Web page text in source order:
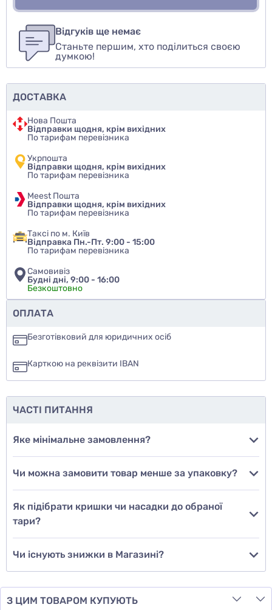
авторизуйтесьили войдите
Оцінити товар
Чи рекомендуєте ви цей товар
так
ще не знаю
Додати відгук
Відгуків ще немає
Станьте першим, хто поділиться своєю
думкою!
ДОСТАВКА
Нова Пошта
Відправки щодня, крім вихідних
По тарифам перевізника
Укрпошта
Відправки щодня, крім вихідних
По тарифам перевізника
Meest Пошта
Відправки щодня, крім вихідних
По тарифам перевізника
Таксі по м. Київ
Відправка Пн.-Пт. 9:00 - 15:00
По тарифам перевізника
Самовивіз
Будні дні, 9:00 - 16:00
Безкоштовно
ОПЛАТА
Безготівковий для юридичних осіб
Карткою на реквізити IBAN
ЧАСТІ ПИТАННЯ
Яке мінімальне замовлення?
Чи можна замовити товар менше за упаковку?
Як підібрати кришки чи насадки до обраної
тари?
Чи існують знижки в Магазині?
З ЦИМ ТОВАРОМ КУПУЮТЬ